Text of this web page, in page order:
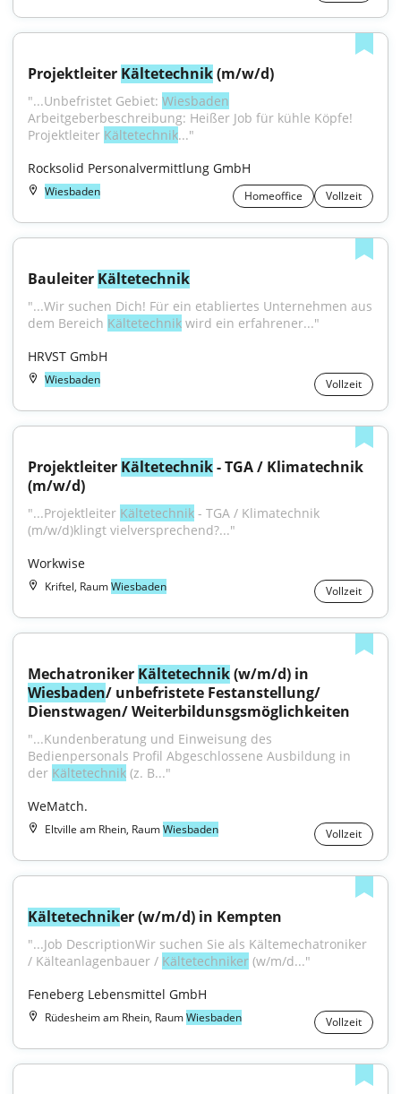
Projektleiter Kältetechnik (m/w/d)
"...Unbefristet Gebiet: Wiesbaden
Arbeitgeberbeschreibung: Heißer Job für kühle Köpfe!
Projektleiter Kältetechnik..."
Rocksolid Personalvermittlung GmbH
Wiesbaden Homeoffice Vollzeit
Bauleiter Kältetechnik
"...Wir suchen Dich! Für ein etabliertes Unternehmen aus
dem Bereich Kältetechnik wird ein erfahrener..."
HRVST GmbH
Wiesbaden Vollzeit
Projektleiter Kältetechnik - TGA / Klimatechnik
(m/w/d)
"...Projektleiter Kältetechnik - TGA / Klimatechnik
(m/w/d)klingt vielversprechend?..."
Workwise
Kriftel, RaumWiesbaden Vollzeit
Mechatroniker Kältetechnik
Wiesbaden/ unbefristete Festanstellung/
Dienstwagen/ Weiterbildunsgsmöglichkeiten
"...Kundenberatung und Einweisung des
Bedienpersonals Profil Abgeschlossene Ausbildung in
der Kältetechnik (z. B..."
WeMatch.
Eltville am Rhein, RaumWiesbaden Vollzeit
Kältetechniker (w/m/d) in Kempten
"...Job DescriptionWir suchen Sie als Kältemechatroniker
/ Kälteanlagenbauer / Kältetechniker (w/m/d..."
Feneberg Lebensmittel GmbH
Rüdesheim am Rhein, RaumWiesbaden Vollzeit